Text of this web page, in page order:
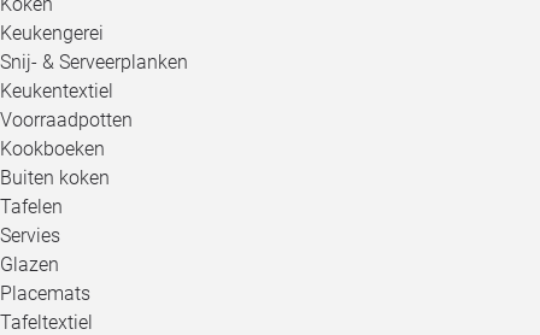
Keukengerei
Snij- & Serveerplanken
Keukentextiel
Voorraadpotten
Kookboeken
Buiten koken
Tafelen
Servies
Glazen
Placemats
Tafeltextiel